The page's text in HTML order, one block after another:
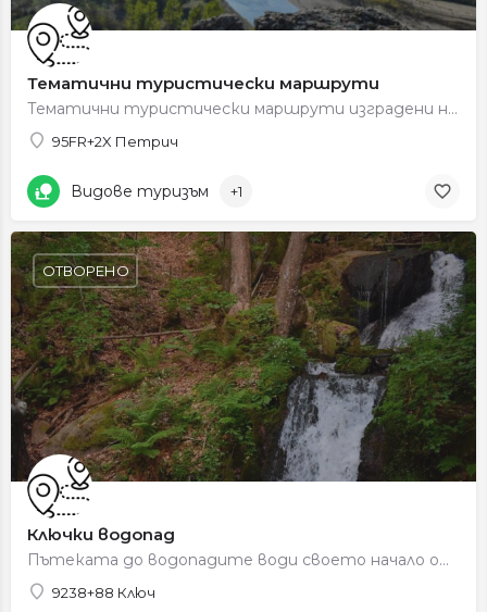
Тематични туристически маршрути
Тематични туристически маршрути изградени на територията на ПП „Беласица“ стигат до интересни местности и…
95FR+2X Петрич
Видове туризъм +1
Ключки водопад
Пътеката до водопадите води своето начало от центъра на село Ключ, което е на около 20 км. от гр. Петрич. До…
9238+88 Ключ
ОТВОРЕНО